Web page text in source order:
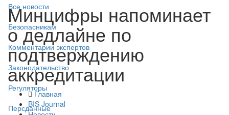
Все новости
Безопасникам
Комментарии экспертов
Законодательство
Регуляторы
Персданные
Минцифры напоминает
о дедлайне по
подтверждению
аккредитации
Главная
BIS Journal